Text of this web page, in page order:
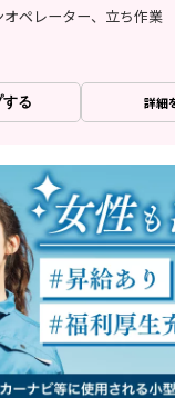
ペレーター、立ち作業
する 詳細